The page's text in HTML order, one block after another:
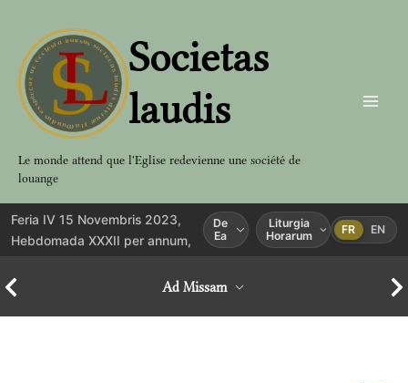
contenu
Societas
laudis
Le monde attend que l'Eglise redevienne une société de
louange
Feria IV 15 Novembris 2023,
Hebdomada XXXII per annum,
De
Ea
Liturgia
Horarum
FR EN
Ad Missam